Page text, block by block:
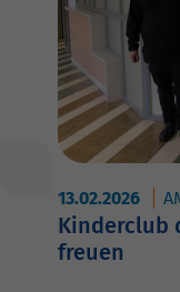
13.02.2026
Kinderclub
freuen